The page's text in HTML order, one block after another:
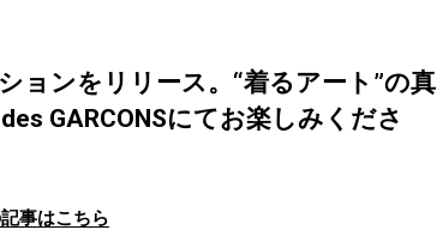
ョンをリリース。“着るアート”の真
GARCONSにてお楽しみくださ
事はこちら